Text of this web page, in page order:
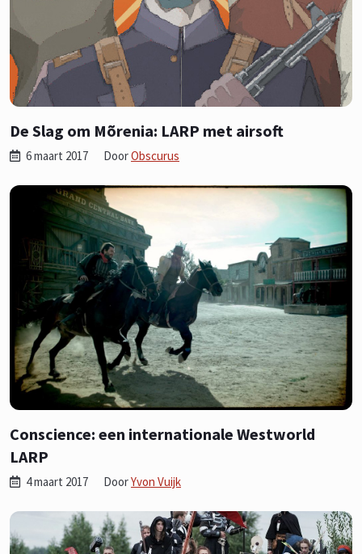
De Slag om Mõrenia: LARP met airsoft
6 maart 2017 DoorObscurus
Conscience: een internationale Westworld
LARP
4 maart 2017 DoorYvon Vuijk